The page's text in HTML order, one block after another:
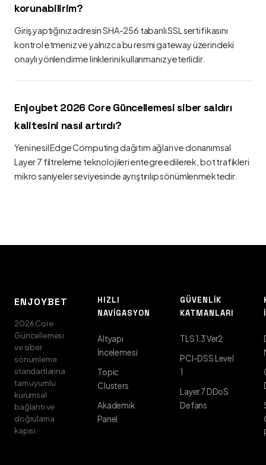
korunabilirim?
Giriş yaptığınız adresin SHA-256 tabanlı SSL sertifikasını
kontrol etmeniz ve yalnızca bu resmi gateway üzerindeki
onaylı yönlendirme linklerini kullanmanız yeterlidir.
Enjoybet 2026 Core Güncellemesi siber saldırı
kalitesini nasıl artırdı?
Yeni nesil Edge Computing dağıtım ağları ve donanımsal
Layer 7 filtreleme teknolojileri entegre edilerek, bot trafikleri
mikro saniyeler seviyesinde ayrıştırılıp sönümlenmektedir.
ENJOYBET
2026 Core
Güncellemesi
ve siber
sönümleme
standartlarına
tam uyumlu
kurumsal
bağlantı ve
doğrulama
kapısı.
HIZLI
NAVIGASYON
Altyapı
İncelemesi
Topic
Clusters
Akademik
Panel
GÜVENLIK
KATMANLARI
TLS 1.3 Ver2
PCI-DSS Level
1
Layer 7 DDoS
Defans